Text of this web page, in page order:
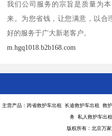
我们公司服务的宗旨是质量为
来。为您省钱，让您满意，以合
好的服务于广大新老客户。
m.hgq1018.b2b168.com
主营产品：跨省救护车出租 长途救护车出租 救
务 私人救护车出
版权所有：北京万